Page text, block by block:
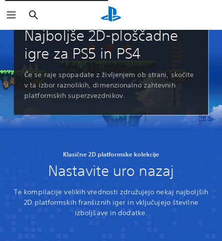
Išči
Vodniki in uredništva
Najboljše 2D-ploščadne
igre za PS5 in PS4
Če se raje spopadate z življenjem ob strani, skočite
v ta izbor raznolikih, dimenzionalno zahtevnih
platformskih superzvezdnikov.
Klasične 2D platformske kolekcije
Nastavite uro nazaj
Te kompilacije velikih vrednosti združujejo nekaj najboljših
2D platformskih franšiznih iger in vključujejo številne
izboljšave in dodatke.